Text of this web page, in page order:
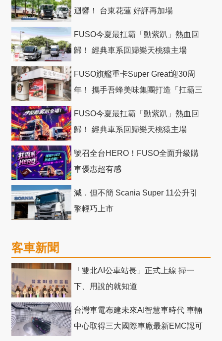
迴響！ 台東花蓮 好評再加場
FUSO今夏最扛霸「動紫趴」熱血回
歸！ 經典車系回歸樂天桃猿主場
FUSO旗艦重卡Super Great迎30周
年！ 攜手吾蜂美味集團打造「扛霸三
FUSO今夏最扛霸「動紫趴」熱血回
歸！ 經典車系回歸樂天桃猿主場
號召全台HERO！FUSO全面升級購
車優惠超有感
減．但不簡 Scania Super 11公升引
擎輕巧上市
客車新聞
「雙北AI公車站長」正式上線 掃一
下、用說的就知道
台灣車電布建未來AI智慧車時代 車輛
中心取得三大國際車廠最新EMC認可